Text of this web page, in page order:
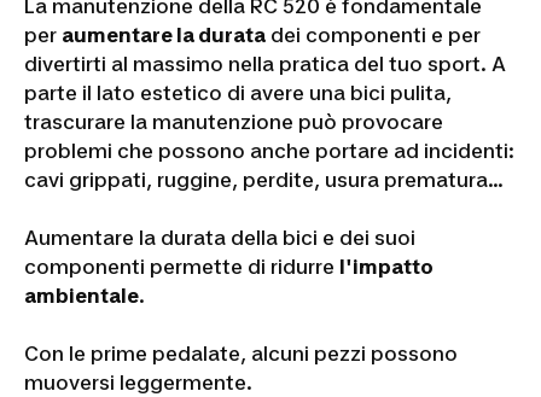
La manutenzione della RC 520 è fondamentale
per aumentare la durata dei componenti e per
divertirti al massimo nella pratica del tuo sport. A
parte il lato estetico di avere una bici pulita,
trascurare la manutenzione può provocare
problemi che possono anche portare ad incidenti:
cavi grippati, ruggine, perdite, usura prematura…
Aumentare la durata della bici e dei suoi
componenti permette di ridurre l'impatto
ambientale.
Con le prime pedalate, alcuni pezzi possono
muoversi leggermente.